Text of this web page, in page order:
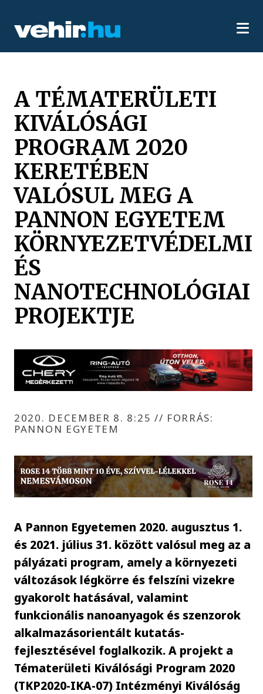
A TÉMATERÜLETI
KIVÁLÓSÁGI
PROGRAM 2020
KERETÉBEN
VALÓSUL MEG A
PANNON EGYETEM
KÖRNYEZETVÉDELMI
ÉS
NANOTECHNOLÓGIAI
PROJEKTJE
2020. DECEMBER 8. 8:25 // FORRÁS:
PANNON EGYETEM
A Pannon Egyetemen 2020. augusztus 1.
és 2021. július 31. között valósul meg az a
pályázati program, amely a környezeti
változások légkörre és felszíni vizekre
gyakorolt hatásával, valamint
funkcionális nanoanyagok és szenzorok
alkalmazásorientált kutatás-
fejlesztésével foglalkozik. A projekt a
Tématerületi Kiválósági Program 2020
(TKP2020-IKA-07) Intézményi Kiválóság